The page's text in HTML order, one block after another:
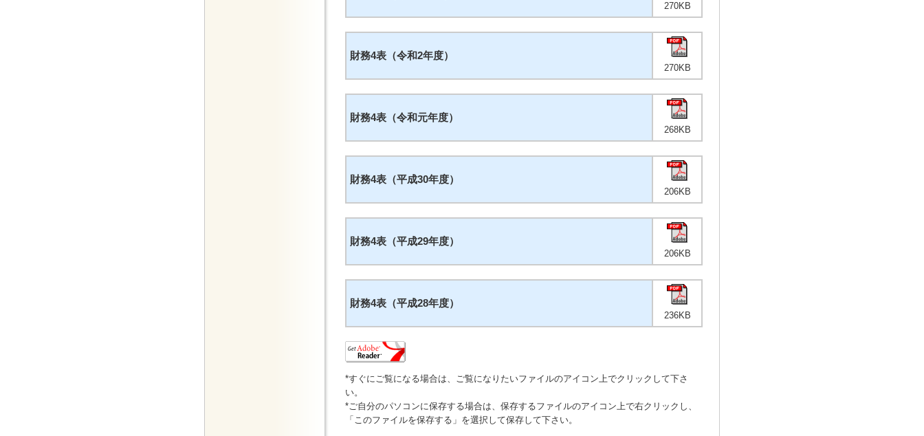
270KB
財務4表（令和2年度）
270KB
財務4表（令和元年度）
268KB
財務4表（平成30年度）
206KB
財務4表（平成29年度）
206KB
財務4表（平成28年度）
236KB
*すぐにご覧になる場合は、ご覧になりたいファイルのアイコン上でクリックして下さ
い。
*ご自分のパソコンに保存する場合は、保存するファイルのアイコン上で右クリックし、
「このファイルを保存する」を選択して保存して下さい。